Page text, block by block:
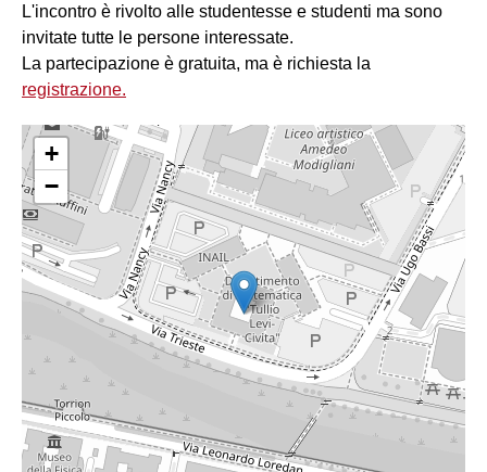
L'incontro è rivolto alle studentesse e studenti ma sono
invitate tutte le persone interessate.
La partecipazione è gratuita, ma è richiesta la
registrazione.
+
−